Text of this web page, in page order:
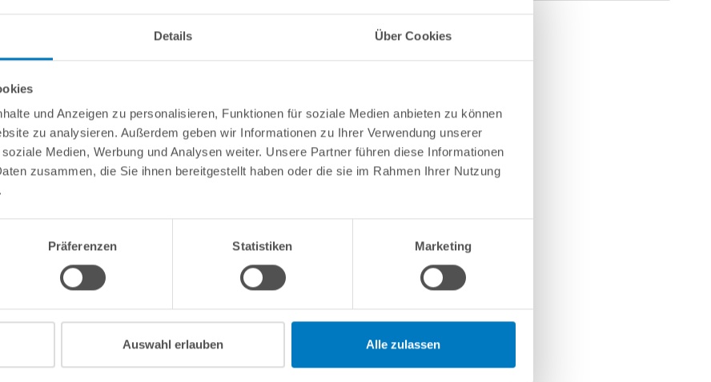
Details Über Cookies
und Anzeigen zu personalisieren, Funktionen für soziale Medien anbieten zu können
zu analysieren. Außerdem geben wir Informationen zu Ihrer Verwendung unserer
Medien, Werbung und Analysen weiter. Unsere Partner führen diese Informationen
zusammen, die Sie ihnen bereitgestellt haben oder die sie im Rahmen Ihrer Nutzung
Präferenzen Statistiken Marketing
Auswahl erlauben Alle zulassen